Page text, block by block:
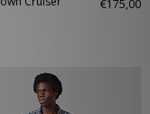
€175,00